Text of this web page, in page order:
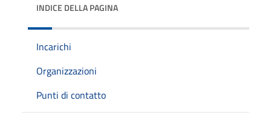
INDICE DELLA PAGINA
Incarichi
Organizzazioni
Punti di contatto